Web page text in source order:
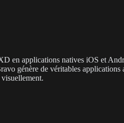
en applications natives iOS et
génère de véritables